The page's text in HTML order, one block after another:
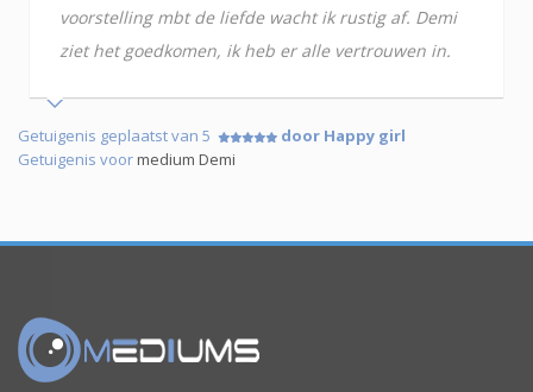
voorstelling mbt de liefde wacht ik rustig af. Demi
ziet het goedkomen, ik heb er alle vertrouwen in.
Getuigenis geplaatst van 5
door Happy girl
Getuigenis voormedium Demi